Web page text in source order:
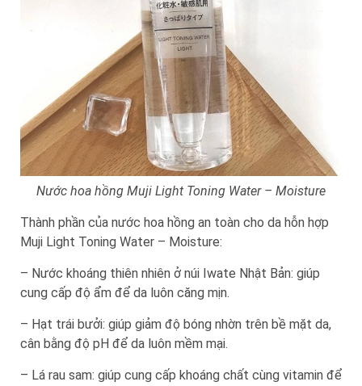
Nước hoa hồng Muji Light Toning Water – Moisture
Thành phần của nước hoa hồng an toàn cho da hỗn hợp
Muji Light Toning Water – Moisture:
– Nước khoáng thiên nhiên ở núi Iwate Nhật Bản: giúp
cung cấp độ ẩm để da luôn căng mịn.
– Hạt trái bưởi: giúp giảm độ bóng nhờn trên bề mặt da,
cân bằng độ pH để da luôn mềm mại.
– Lá rau sam: giúp cung cấp khoáng chất cùng vitamin để